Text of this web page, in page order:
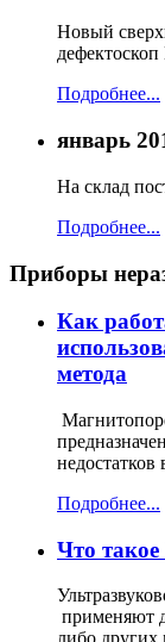
Новый
Подробнее...
январь
На склад
Подробнее...
Приборы
Как
метода
недостатков
Подробнее...
Что
применяют